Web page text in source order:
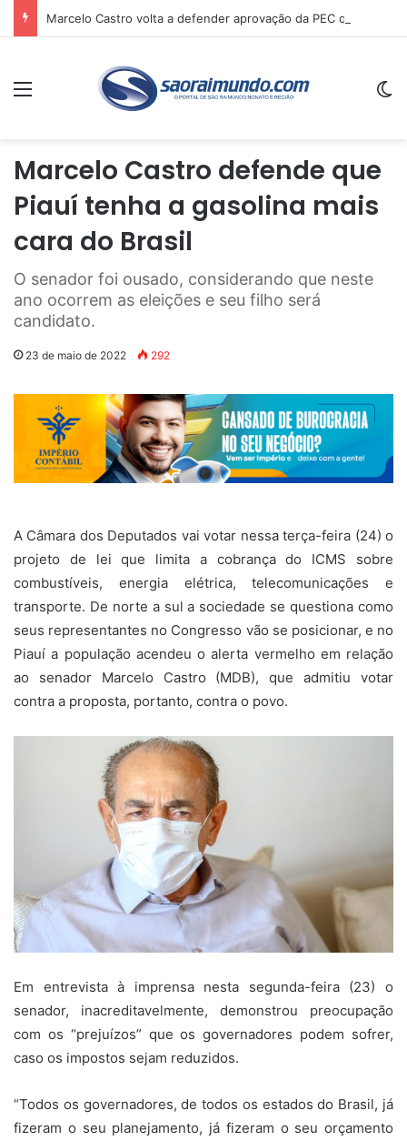
Menu
Marcelo Castro defende que
Piauí tenha a gasolina mais
cara do Brasil
O senador foi ousado, considerando que neste
ano ocorrem as eleições e seu filho será
candidato.
23 de maio de 2022 292
A Câmara dos Deputados vai votar nessa terça-feira (24) o
projeto de lei que limita a cobrança do ICMS sobre
combustíveis, energia elétrica, telecomunicações e
transporte. De norte a sul a sociedade se questiona como
seus representantes no Congresso vão se posicionar, e no
Piauí a população acendeu o alerta vermelho em relação
ao senador Marcelo Castro (MDB), que admitiu votar
contra a proposta, portanto, contra o povo.
Em entrevista à imprensa nesta segunda-feira (23) o
senador, inacreditavelmente, demonstrou preocupação
com os “prejuízos” que os governadores podem sofrer,
caso os impostos sejam reduzidos.
“Todos os governadores, de todos os estados do Brasil, já
fizeram o seu planejamento, já fizeram o seu orçamento